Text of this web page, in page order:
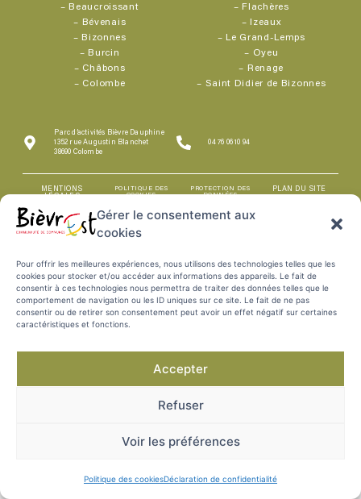
Gérer le consentement aux
cookies
Pour offrir les meilleures expériences, nous utilisons des technologies telles que les
cookies pour stocker et/ou accéder aux informations des appareils. Le fait de
consentir à ces technologies nous permettra de traiter des données telles que le
comportement de navigation ou les ID uniques sur ce site. Le fait de ne pas
consentir ou de retirer son consentement peut avoir un effet négatif sur certaines
caractéristiques et fonctions.
Accepter
Refuser
Voir les préférences
Politique des cookiesDéclaration de confidentialité
– Beaucroissant
– Bévenais
– Bizonnes
– Burcin
– Châbons
– Colombe
– Flachères
–
Izeaux
– Le Grand-Lemps
– Oyeu
– Renage
– Saint Didier de Bizonnes
Parc d’activités Bièvre Dauphine
1352 rue Augustin Blanchet
38690 Colombe
04 76 06 10 94
MENTIONS
LÉGALES
POLITIQUE DES
COOKIES
PROTECTION DES
DONNÉES
PLAN DU SITE